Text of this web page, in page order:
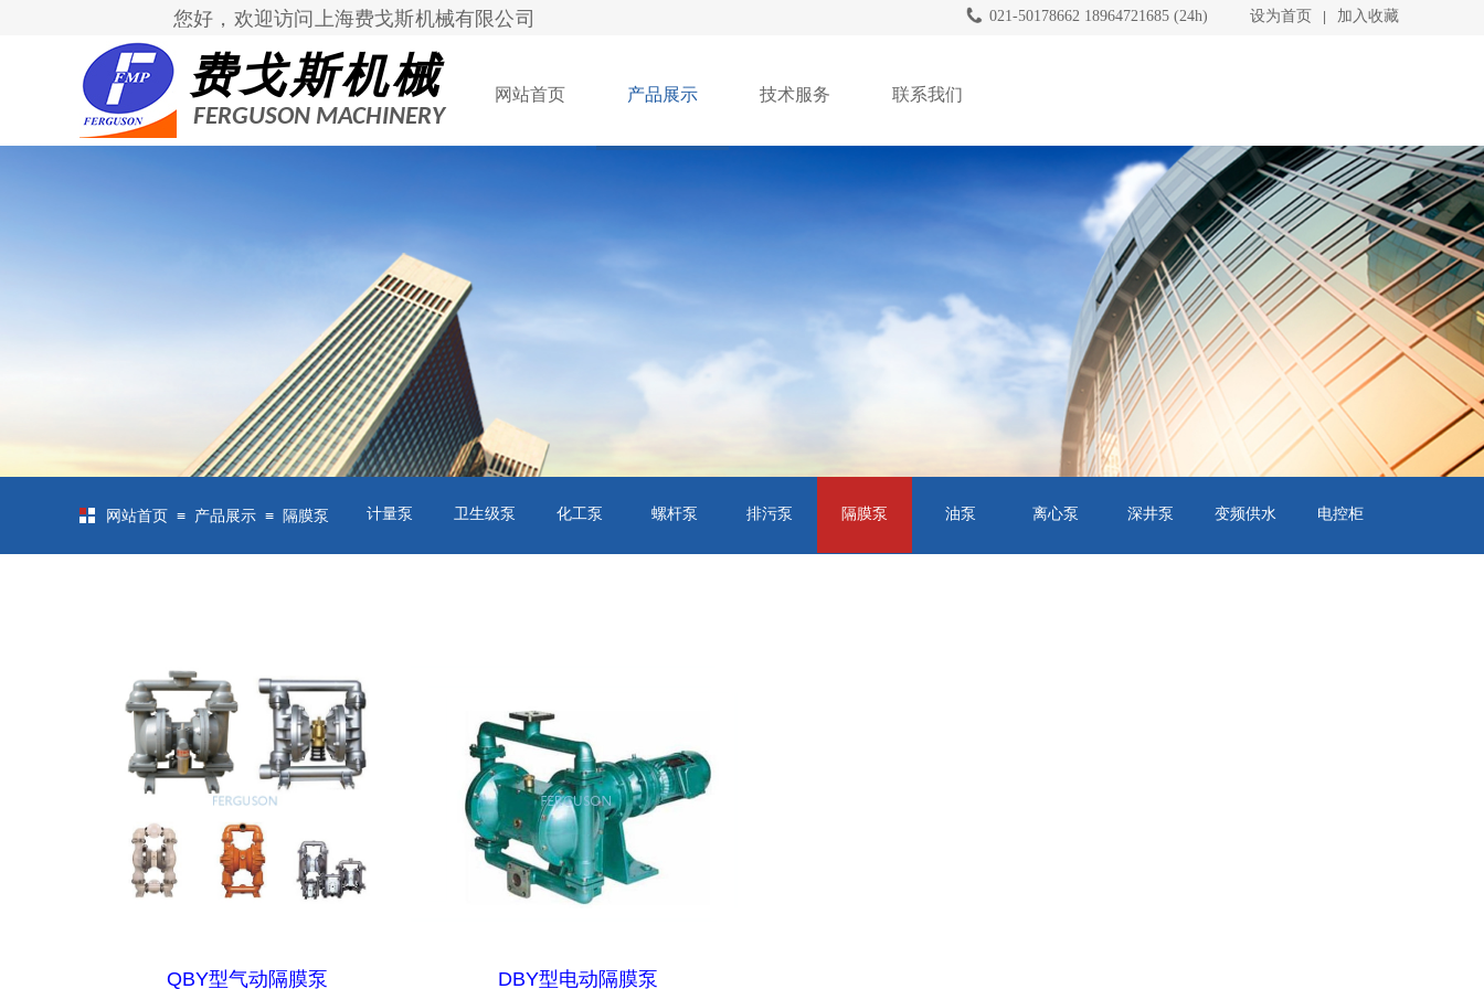
021-50178662 18964721685 (24h) 设为首页 加入收藏
您好，欢迎访问上海费戈斯机械有限公司
网站首页 产品展示 技术服务 联系我们
费戈斯机械
FERGUSON MACHINERY
PRODUCT DISPLAY
网站首页 ≡ 产品展示 ≡ 隔膜泵 计量泵 卫生级泵 化工泵 螺杆泵 排污泵 隔膜泵 油泵 离心泵 深井泵 变频供水 电控柜
QBY型气动隔膜泵 DBY型电动隔膜泵